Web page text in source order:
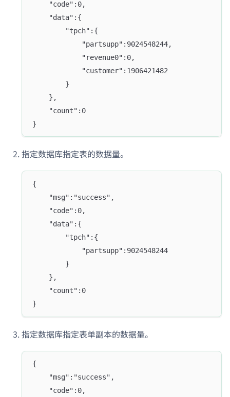
    "code":0,
    "data":{
        "tpch":{
            "partsupp":9024548244,
            "revenue0":0,
            "customer":1906421482
        }
    },
    "count":0
}
指定数据库指定表的数据量。
{
    "msg":"success",
    "code":0,
    "data":{
        "tpch":{
            "partsupp":9024548244
        }
    },
    "count":0
}
指定数据库指定表单副本的数据量。
{
    "msg":"success",
    "code":0,